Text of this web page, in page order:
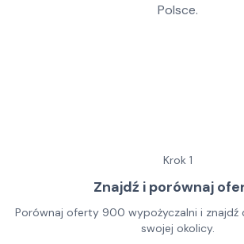
Polsce.
Krok 1
Znajdź i porównaj
Porównaj oferty 900 wypożyczalni i
swojej okolicy.